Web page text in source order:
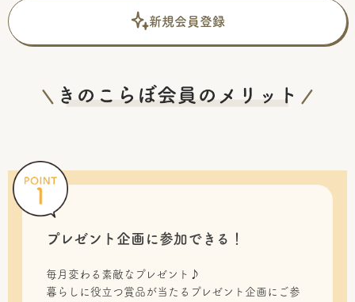
新規会員登録
プレゼント企画に参加できる！
毎月変わる素敵なプレゼント♪
暮らしに役立つ賞品が当たるプレゼント企画にご参